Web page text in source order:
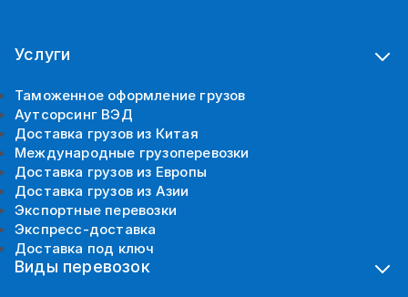
Услуги
Таможенное оформление грузов
Аутсорсинг ВЭД
Доставка грузов из Китая
Международные грузоперевозки
Доставка грузов из Европы
Доставка грузов из Азии
Экспортные перевозки
Экспресс-доставка
Доставка под ключ
Виды перевозок